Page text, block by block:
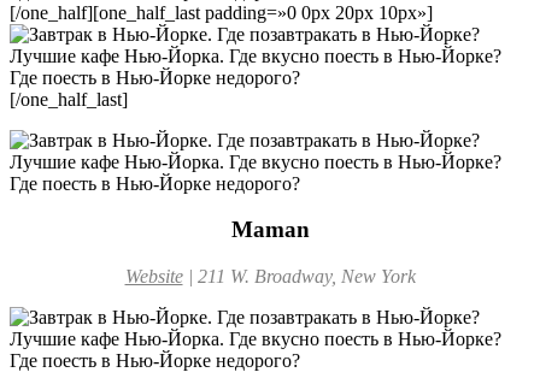
[/one_half][one_half_last padding=»0 0px 20px 10px»]
[/one_half_last]
Maman
Website | 211 W. Broadway, New York